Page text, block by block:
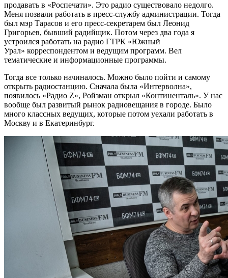
продавать в «Роспечати». Это радио существовало недолго.
Меня позвали работать в пресс-службу администрации. Тогда
был мэр Тарасов и его пресс-секретарем был Леонид
Григорьев, бывший радийщик. Потом через два года я
устроился работать на радио ГТРК «Южный
Урал» корреспондентом и ведущим программ. Вел
тематические и информационные программы.
Тогда все только начиналось. Можно было пойти и самому
открыть радиостанцию. Сначала была «Интерволна»,
появилось «Радио Z», Ройзман открыл «Континенталь». У нас
вообще был развитый рынок радиовещания в городе. Было
много классных ведущих, которые потом уехали работать в
Москву и в Екатеринбург.